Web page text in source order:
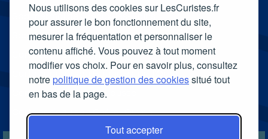
Nous utilisons des cookies sur LesCuristes.fr
pour assurer le bon fonctionnement du site,
mesurer la fréquentation et personnaliser le
contenu affiché. Vous pouvez à tout moment
modifier vos choix. Pour en savoir plus, consultez
notrepolitique de gestion des cookiessitué tout
en bas de la page.
Tout accepter
Spa thermal des Thermes du Boulou
Carte cadeau spa Vichy
Carte cadeau spa Bagnoles-de-l'Orne
Carte cadeau spa Saubusse
Carte cadeau spa Châtel-Guyon